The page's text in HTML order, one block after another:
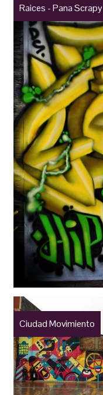
Raices - Pana Scrapy
Ciudad Movimiento